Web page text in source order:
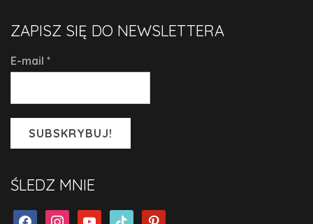
ZAPISZ SIĘ DO NEWSLETTERA
E-mail *
ŚLEDZ MNIE
facebookinstagramyoutubetiktok pinterest